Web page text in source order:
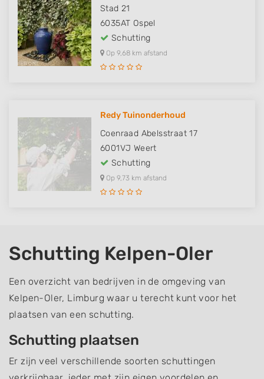
Stad 21
6035AT Ospel
Schutting
Op 9,68 km afstand
Redy Tuinonderhoud
Coenraad Abelsstraat 17
6001VJ Weert
Schutting
Op 9,73 km afstand
Schutting Kelpen-Oler
Een overzicht van bedrijven in de omgeving van
Kelpen-Oler, Limburg waar u terecht kunt voor het
plaatsen van een schutting.
Schutting plaatsen
Er zijn veel verschillende soorten schuttingen